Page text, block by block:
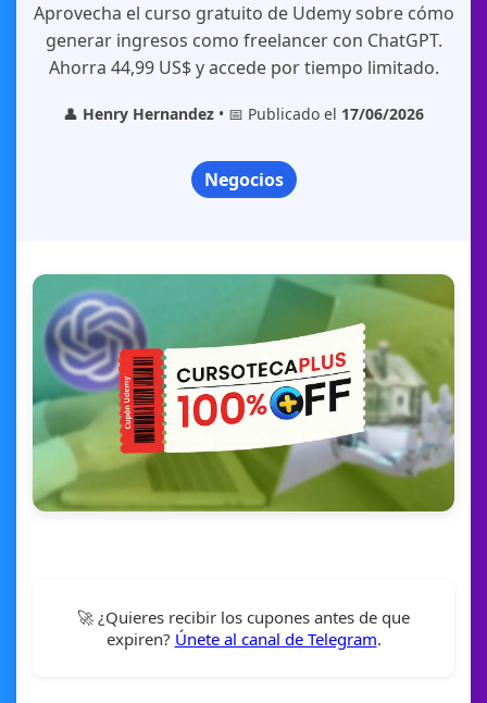
Aprovecha el curso gratuito de Udemy sobre cómo
generar ingresos como freelancer con ChatGPT.
Ahorra 44,99 US$ y accede por tiempo limitado.
👤 Henry Hernandez • 📅 Publicado el 17/06/2026
Negocios
🚀 ¿Quieres recibir los cupones antes de que
expiren? Únete al canal de Telegram.